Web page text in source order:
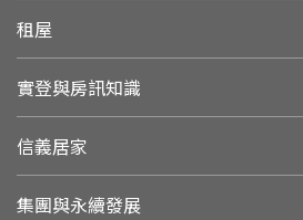
租屋
實登與房訊知識
信義居家
集團與永續發展